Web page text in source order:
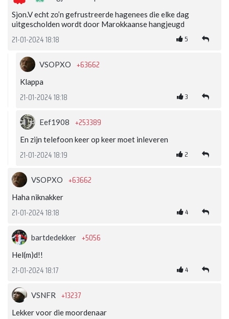
Sjon.V echt zo’n gefrustreerde hagenees die elke dag
uitgescholden wordt door Marokkaanse hangjeugd
21-01-2024 18:18 5
VSOPXO +63662
Klappa
21-01-2024 18:18 3
Eef1908 +253389
En zijn telefoon keer op keer moet inleveren
21-01-2024 18:19 2
VSOPXO +63662
Haha niknakker
21-01-2024 18:18 4
bartdedekker +5056
Hel(m)d!!
21-01-2024 18:17 4
VSNFR +13237
Lekker voor die moordenaar